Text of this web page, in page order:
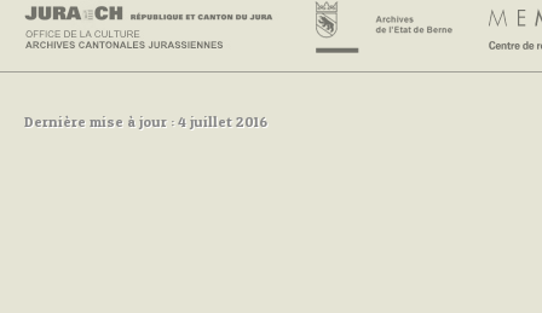
Dernière mise à jour : 4 juillet 2016